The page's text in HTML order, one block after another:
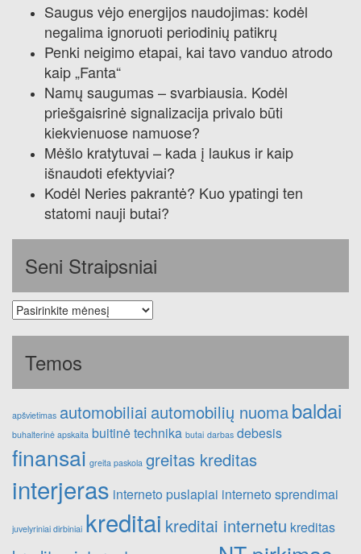
Saugus vėjo energijos naudojimas: kodėl
negalima ignoruoti periodinių patikrų
Penki neigimo etapai, kai tavo vanduo atrodo
kaip „Fanta“
Namų saugumas – svarbiausia. Kodėl
priešgaisrinė signalizacija privalo būti
kiekvienuose namuose?
Mėšlo kratytuvai – kada į laukus ir kaip
išnaudoti efektyviai?
Kodėl Neries pakrantė? Kuo ypatingi ten
statomi nauji butai?
Seni Straipsniai
Seni
straipsniai
Temos
apšvietimas automobiliai automobilių nuomabaldai
buhalterinė apskaita buitinė technika butai darbas debesis
finansai greita paskola greitas kreditas
interjeras interneto puslapiai interneto sprendimai
juvelyriniai dirbiniai kreditai kreditai internetu kreditas